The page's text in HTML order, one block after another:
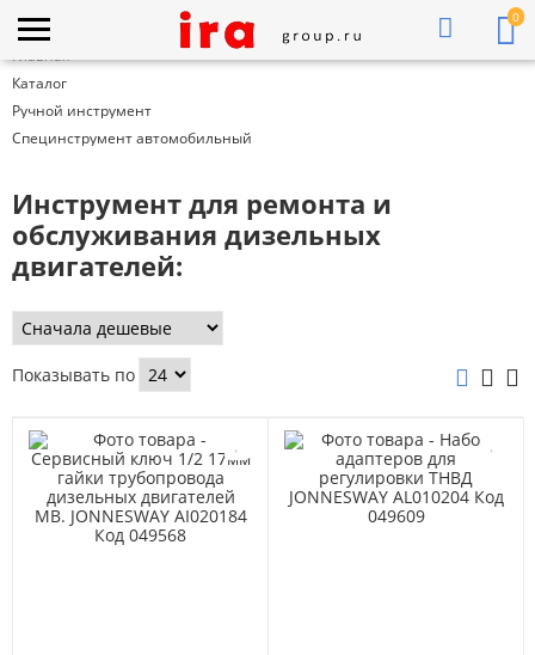
0
Главная
Каталог
Ручной инструмент
Специнструмент автомобильный
Инструмент для ремонта и
обслуживания дизельных
двигателей:
Показывать по